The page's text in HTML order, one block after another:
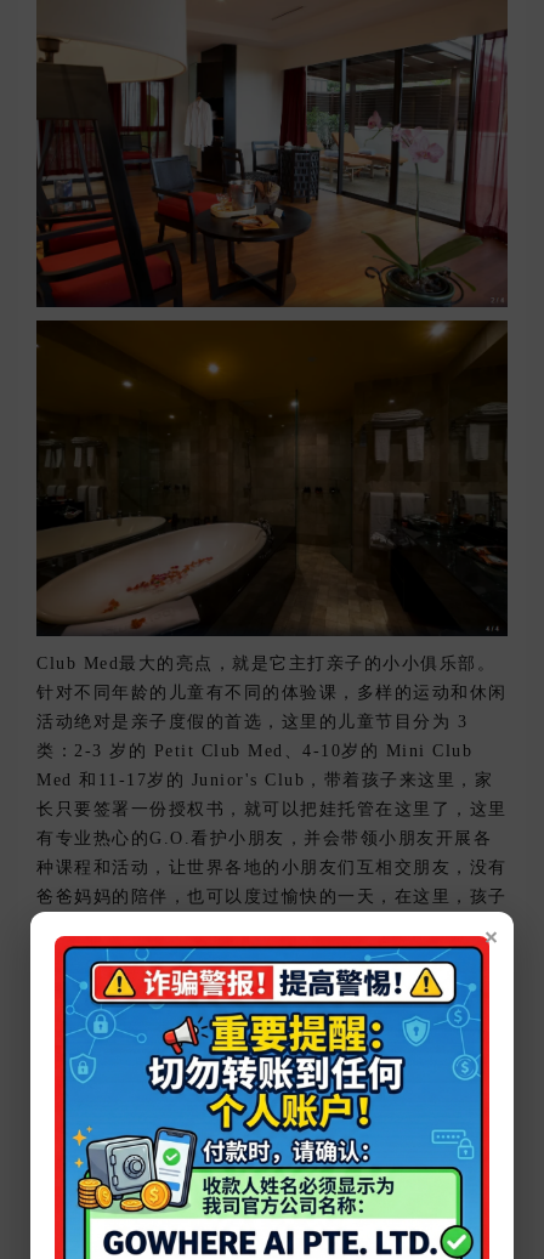
×
Club Med最大的亮点，就是它主打亲子的小小俱乐部。
针对不同年龄的儿童有不同的体验课，多样的运动和休闲
活动绝对是亲子度假的首选，这里的儿童节目分为 3
类：2-3 岁的 Petit Club Med、4-10岁的 Mini Club
Med 和11-17岁的 Junior's Club，带着孩子来这里，家
长只要签署一份授权书，就可以把娃托管在这里了，这里
有专业热心的G.O.看护小朋友，并会带领小朋友开展各
种课程和活动，让世界各地的小朋友们互相交朋友，没有
爸爸妈妈的陪伴，也可以度过愉快的一天，在这里，孩子
学到更多。